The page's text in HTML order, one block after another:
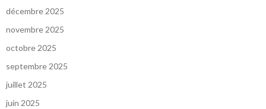
décembre 2025
novembre 2025
octobre 2025
septembre 2025
juillet 2025
juin 2025